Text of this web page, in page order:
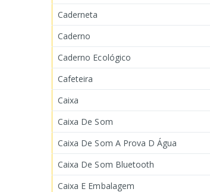
Caderneta
Caderno
Caderno Ecológico
Cafeteira
Caixa
Caixa De Som
Caixa De Som A Prova D Água
Caixa De Som Bluetooth
Caixa E Embalagem